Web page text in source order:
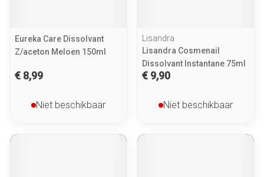
Eureka Care Dissolvant
Z/aceton Meloen 150ml
€ 8,99
Niet beschikbaar
Lisandra
Lisandra Cosmenail
Dissolvant Instantane 75ml
€ 9,90
Niet beschikbaar